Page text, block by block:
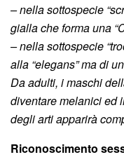
– nella sottospecie
gialla che forma una
– nella sottospecie
alla “elegans” ma di
Da adulti, i maschi
diventare melanici ed
degli arti apparirà
Riconoscimento